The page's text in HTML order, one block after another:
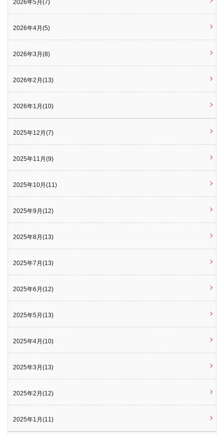
2026年5月(7)
2026年4月(5)
2026年3月(8)
2026年2月(13)
2026年1月(10)
2025年12月(7)
2025年11月(9)
2025年10月(11)
2025年9月(12)
2025年8月(13)
2025年7月(13)
2025年6月(12)
2025年5月(13)
2025年4月(10)
2025年3月(13)
2025年2月(12)
2025年1月(11)